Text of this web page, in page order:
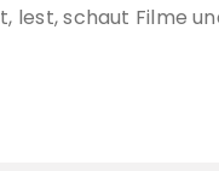
lest, schaut Filme